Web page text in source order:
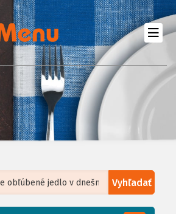
Vyhľadať
, Tiles courtesy ofHumanitarian OpenStreetMap